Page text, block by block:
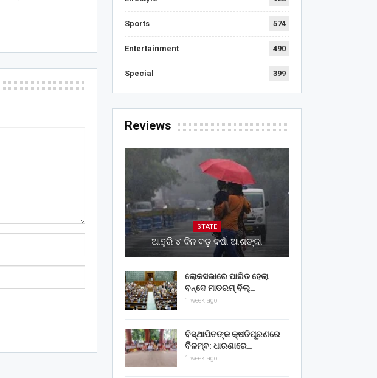
Sports 574
Entertainment 490
Special 399
Reviews
STATE
ଆହୁରି ୪ ଦିନ ବଡ଼ ବର୍ଷା ଆଶଙ୍କା
ଲୋକସଭାରେ ପାରିତ ହେଲା
ବନ୍ଦେ ମାତରମ୍‌ ବିଲ୍‌…
1 week ago
ବିସ୍ଥାପିତଙ୍କ କ୍ଷତିପୂରଣରେ
ବିଳମ୍ବ: ଧାରଣାରେ…
1 week ago